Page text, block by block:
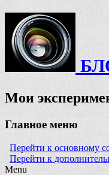
Мои
Главное меню
Перейти к основному
Перейти к
Menu